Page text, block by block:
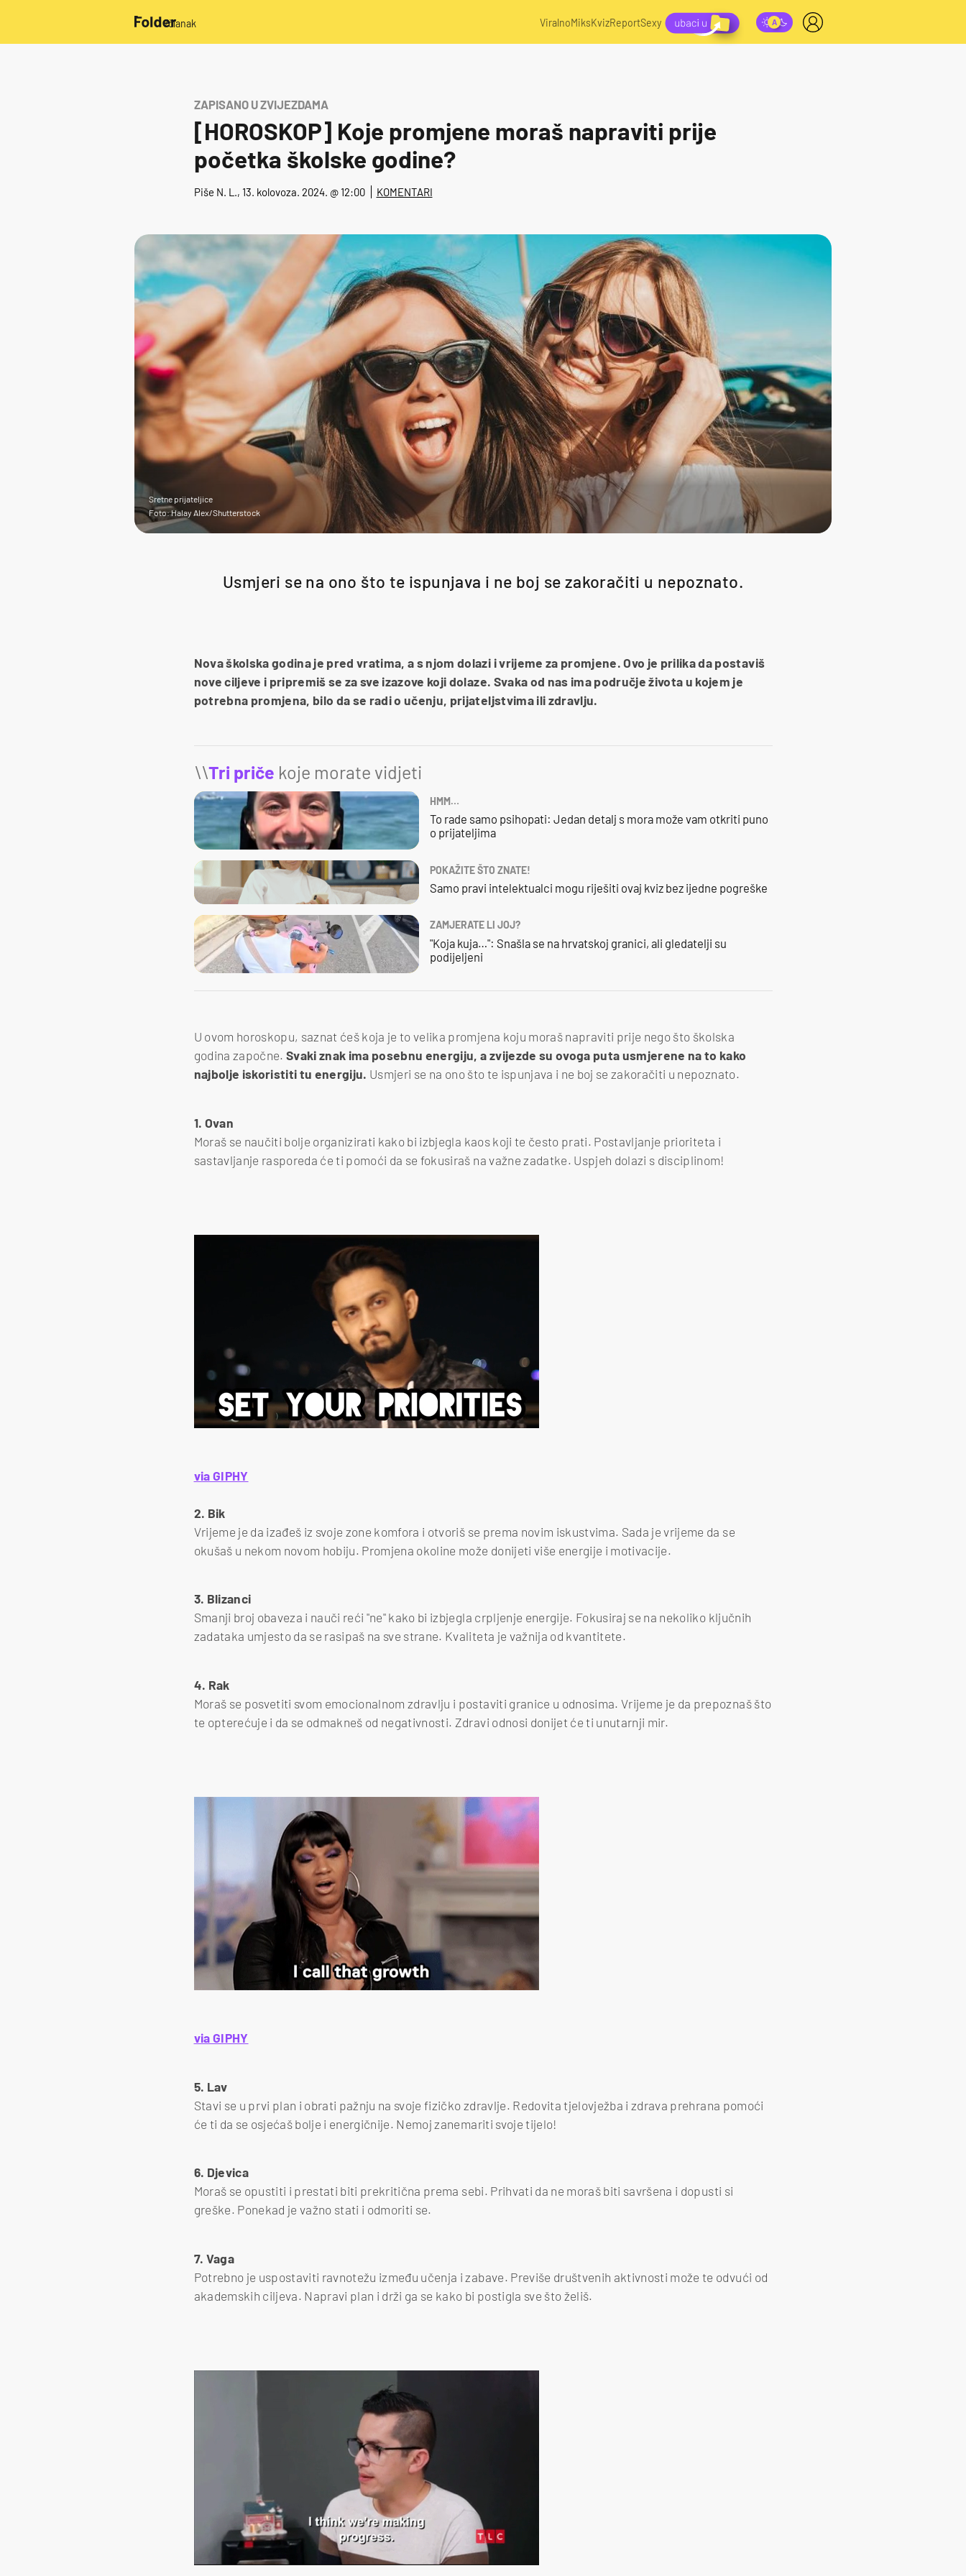
/članak ViralnoMiksKvizReportSexy
ZAPISANO U ZVIJEZDAMA
[HOROSKOP] Koje promjene moraš napraviti prije
početka školske godine?
Piše N. L., 13. kolovoza. 2024. @ 12:00 KOMENTARI
Sretne prijateljice
Foto: Halay Alex/Shutterstock
Usmjeri se na ono što te ispunjava i ne boj se zakoračiti u nepoznato.
Nova školska godina je pred vratima, a s njom dolazi i vrijeme za promjene. Ovo je prilika da postaviš
nove ciljeve i pripremiš se za sve izazove koji dolaze. Svaka od nas ima područje života u kojem je
potrebna promjena, bilo da se radi o učenju, prijateljstvima ili zdravlju.
\\Tri priče koje morate vidjeti
HMM…
To rade samo psihopati: Jedan detalj s mora može vam otkriti puno
o prijateljima
POKAŽITE ŠTO ZNATE!
Samo pravi intelektualci mogu riješiti ovaj kviz bez ijedne pogreške
ZAMJERATE LI JOJ?
"Koja kuja…": Snašla se na hrvatskoj granici, ali gledatelji su
podijeljeni
U ovom horoskopu, saznat ćeš koja je to velika promjena koju moraš napraviti prije nego što školska
godina započne. Svaki znak ima posebnu energiju, a zvijezde su ovoga puta usmjerene na to kako
najbolje iskoristiti tu energiju. Usmjeri se na ono što te ispunjava i ne boj se zakoračiti u nepoznato.
1. Ovan
Moraš se naučiti bolje organizirati kako bi izbjegla kaos koji te često prati. Postavljanje prioriteta i
sastavljanje rasporeda će ti pomoći da se fokusiraš na važne zadatke. Uspjeh dolazi s disciplinom!
via GIPHY
2. Bik
Vrijeme je da izađeš iz svoje zone komfora i otvoriš se prema novim iskustvima. Sada je vrijeme da se
okušaš u nekom novom hobiju. Promjena okoline može donijeti više energije i motivacije.
3. Blizanci
Smanji broj obaveza i nauči reći "ne" kako bi izbjegla crpljenje energije. Fokusiraj se na nekoliko ključnih
zadataka umjesto da se rasipaš na sve strane. Kvaliteta je važnija od kvantitete.
4. Rak
Moraš se posvetiti svom emocionalnom zdravlju i postaviti granice u odnosima. Vrijeme je da prepoznaš što
te opterećuje i da se odmakneš od negativnosti. Zdravi odnosi donijet će ti unutarnji mir.
via GIPHY
5. Lav
Stavi se u prvi plan i obrati pažnju na svoje fizičko zdravlje. Redovita tjelovježba i zdrava prehrana pomoći
će ti da se osjećaš bolje i energičnije. Nemoj zanemariti svoje tijelo!
6. Djevica
Moraš se opustiti i prestati biti prekritična prema sebi. Prihvati da ne moraš biti savršena i dopusti si
greške. Ponekad je važno stati i odmoriti se.
7. Vaga
Potrebno je uspostaviti ravnotežu između učenja i zabave. Previše društvenih aktivnosti može te odvući od
akademskih ciljeva. Napravi plan i drži ga se kako bi postigla sve što želiš.